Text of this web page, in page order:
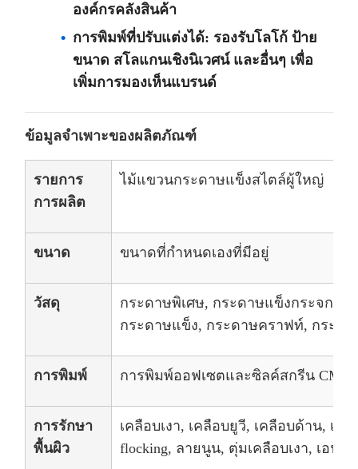
องค์กรคลังสินค้า
การพิมพ์ที่ปรับแต่งได้: รองรับโลโก้ ป้าย
ขนาด สโลแกนเชิงนิเวศน์ และอื่นๆ เพื่อ
เพิ่มการมองเห็นแบรนด์
ข้อมูลจำเพาะของผลิตภัณฑ์
รายการ
การผลิต
ไม้แขวนกระดาษแข็งสไตล์ผู้ใหญ่
ขนาด ขนาดที่กำหนดเองที่มีอยู่
วัสดุ
กระดาษพิเศษ, กระดาษแข็งกระจกทอ
กระดาษแข็ง, กระดาษคราฟท์, กระดา
การพิมพ์ การพิมพ์ออฟเซตและซิลค์สกรีน CMYK
การรักษา
พื้นผิว
เคลือบเงา, เคลือบยูวี, เคลือบด้าน, เค
flocking, ลายนูน, ตุ่มเคลือบเงา, เอฟเ